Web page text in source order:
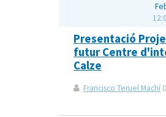
Presentació
futur Centre
Calze
Francisco Teruel Machí